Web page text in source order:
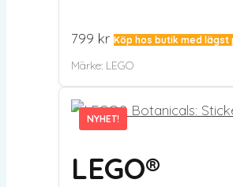
799 kr Köp hos butik med lägst
Märke: LEGO
NYHET!
NYHET!
LEGO®